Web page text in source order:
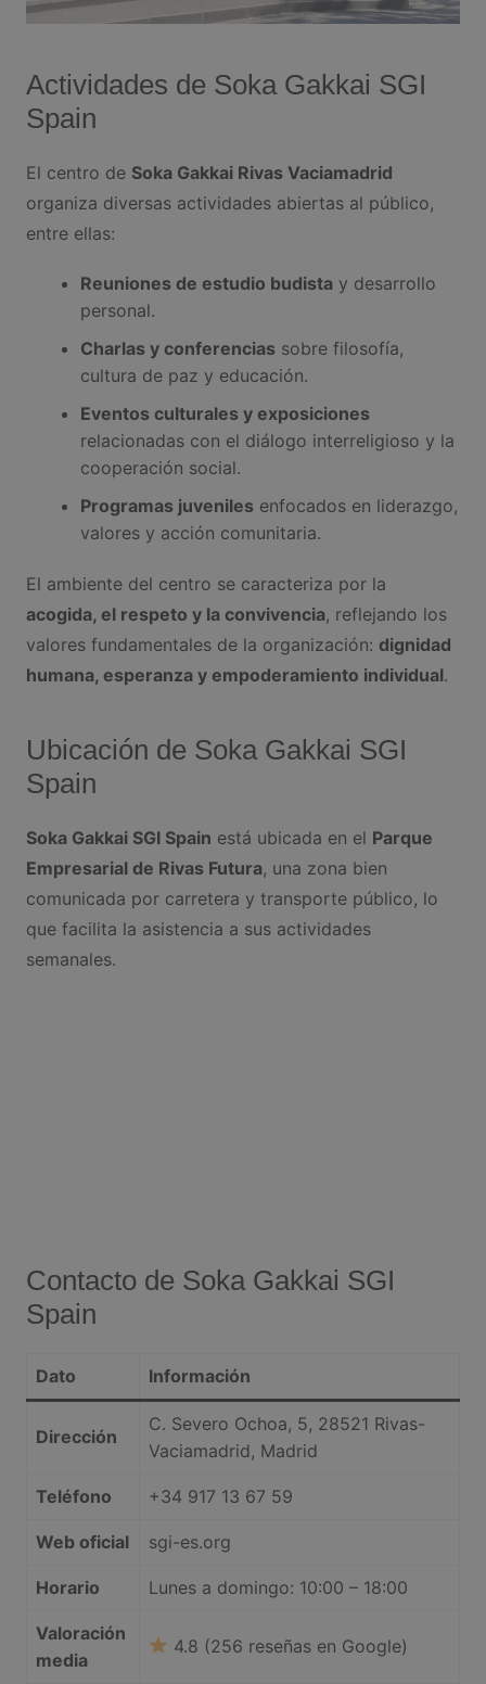
Actividades de Soka Gakkai SGI
Spain
El centro de Soka Gakkai Rivas Vaciamadrid
organiza diversas actividades abiertas al público,
entre ellas:
Reuniones de estudio budistay desarrollo
personal.
Charlas y conferenciassobre filosofía,
cultura de paz y educación.
Eventos culturales y exposiciones
relacionadas con el diálogo interreligioso y la
cooperación social.
Programas juvenilesenfocados en liderazgo,
valores y acción comunitaria.
El ambiente del centro se caracteriza por la
acogida, el respeto y la convivencia, reflejando los
valores fundamentales de la organización: dignidad
humana, esperanza y empoderamiento individual.
Ubicación de Soka Gakkai SGI
Spain
Soka Gakkai SGI Spain está ubicada en el Parque
Empresarial de Rivas Futura, una zona bien
comunicada por carretera y transporte público, lo
que facilita la asistencia a sus actividades
semanales.
Contacto de Soka Gakkai SGI
Spain
Dato Información
Dirección
C. Severo Ochoa, 5, 28521 Rivas-
Vaciamadrid, Madrid
Teléfono +34 917 13 67 59
Web oficial sgi-es.org
Horario Lunes a domingo: 10:00 – 18:00
Valoración
media
4.8 (256 reseñas en Google)